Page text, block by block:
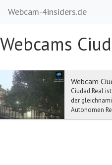
Webcam-4insiders.de
Webcams
Webcam
Ciudad Real
der
Autonomen